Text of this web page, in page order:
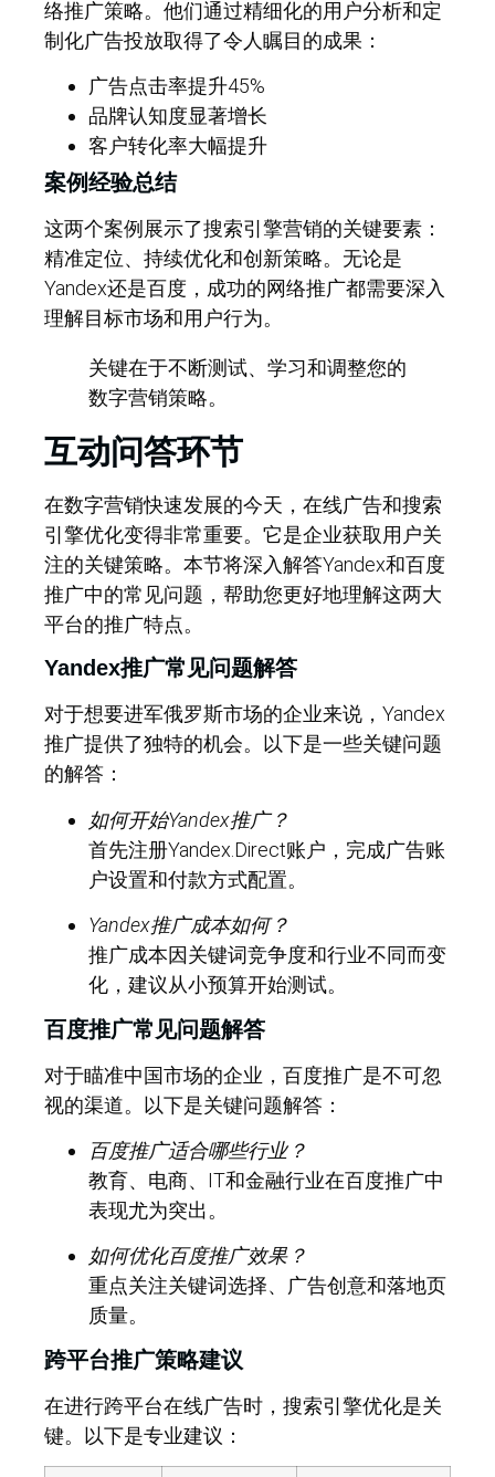
络推广策略。他们通过精细化的用户分析和定
制化广告投放取得了令人瞩目的成果：
广告点击率提升45%
品牌认知度显著增长
客户转化率大幅提升
案例经验总结
这两个案例展示了搜索引擎营销的关键要素：
精准定位、持续优化和创新策略。无论是
Yandex还是百度，成功的网络推广都需要深入
理解目标市场和用户行为。
关键在于不断测试、学习和调整您的
数字营销策略。
互动问答环节
在数字营销快速发展的今天，在线广告和搜索
引擎优化变得非常重要。它是企业获取用户关
注的关键策略。本节将深入解答Yandex和百度
推广中的常见问题，帮助您更好地理解这两大
平台的推广特点。
Yandex推广常见问题解答
对于想要进军俄罗斯市场的企业来说，Yandex
推广提供了独特的机会。以下是一些关键问题
的解答：
如何开始Yandex推广？
首先注册Yandex.Direct账户，完成广告账
户设置和付款方式配置。
Yandex推广成本如何？
推广成本因关键词竞争度和行业不同而变
化，建议从小预算开始测试。
百度推广常见问题解答
对于瞄准中国市场的企业，百度推广是不可忽
视的渠道。以下是关键问题解答：
百度推广适合哪些行业？
教育、电商、IT和金融行业在百度推广中
表现尤为突出。
如何优化百度推广效果？
重点关注关键词选择、广告创意和落地页
质量。
跨平台推广策略建议
在进行跨平台在线广告时，搜索引擎优化是关
键。以下是专业建议：